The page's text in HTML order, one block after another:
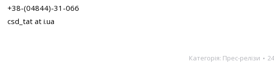
+38-(04844)-31-066
csd_tat at i.ua
Категорія: Прес-релізи